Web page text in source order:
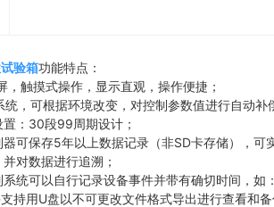
验箱功能特点：
，触摸式操作，显示直观，操作便捷；
，可根据环境改变，对控制参数值进行自动补
：30段99周期设计；
可保存5年以上数据记录（非SD卡存储），
对数据进行追溯；
统可以自行记录设备事件并带有确切时间，
持用U盘以不可更改文件格式导出进行查看和